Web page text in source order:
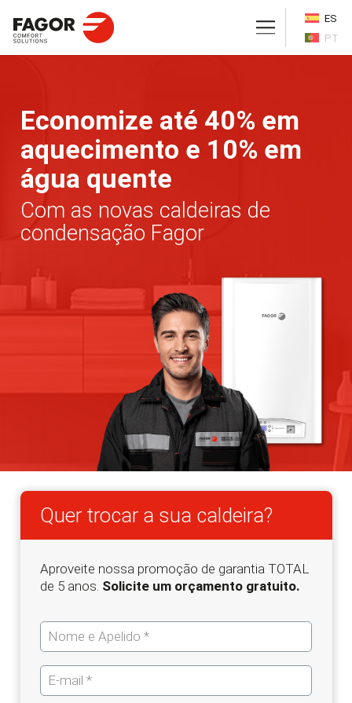
ES
PT
Economize até 40% em
aquecimento e 10% em
água quente
Com as novas caldeiras de
condensação Fagor
Quer trocar a sua caldeira?
Aproveite nossa promoção de garantia TOTAL
de 5 anos. Solicite um orçamento gratuito.